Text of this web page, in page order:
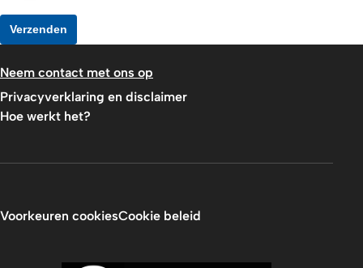
Verzenden
Neem contact met ons op
Privacyverklaring en disclaimer
Hoe werkt het?
Voorkeuren cookiesCookie beleid